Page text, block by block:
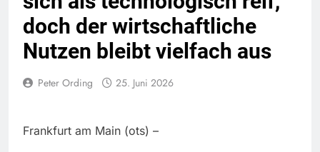
doch der wirtschaftliche
Nutzen bleibt vielfach aus
Peter Ording 25. Juni 2026
Frankfurt am Main (ots) –